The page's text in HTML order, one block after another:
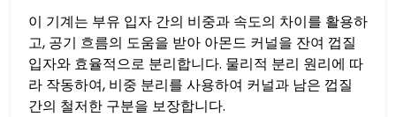
이 기계는 부유 입자 간의 비중과 속도의 차이를 활용하
고, 공기 흐름의 도움을 받아 아몬드 커널을 잔여 껍질
입자와 효율적으로 분리합니다. 물리적 분리 원리에 따
라 작동하여, 비중 분리를 사용하여 커널과 남은 껍질
간의 철저한 구분을 보장합니다.